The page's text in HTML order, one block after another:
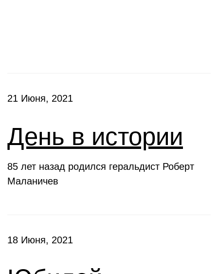
21 Июня, 2021
День в истории
85 лет назад родился геральдист Роберт
Маланичев
18 Июня, 2021